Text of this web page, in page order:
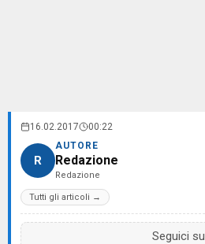
16.02.2017 00:22
R
AUTORE
Redazione
Redazione
Tutti gli articoli →
Seguici su